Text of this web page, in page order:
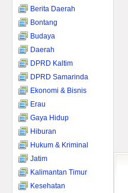
Berita Daerah
Bontang
Budaya
Daerah
DPRD Kaltim
DPRD Samarinda
Ekonomi & Bisnis
Erau
Gaya Hidup
Hiburan
Hukum & Kriminal
Jatim
Kalimantan Timur
Kesehatan